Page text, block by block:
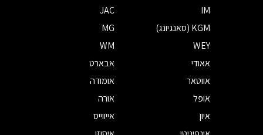
IM
JAC
KGM (סאנגיונג)
MG
WEY
WM
אאודי
אבארט
אווטאר
אומודה
אופל
אורה
איון
אייווייס